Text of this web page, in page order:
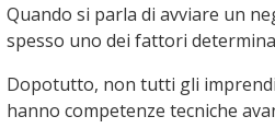
Quando si parla di avviare un
spesso uno dei fattori
Dopotutto, non tutti gli
hanno competenze tecniche